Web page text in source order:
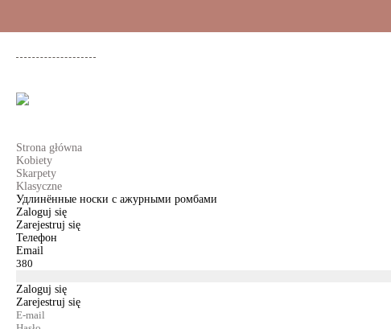
Strona główna
Kobiety
Skarpety
Klasyczne
Удлинённые носки с ажурными ромбами
Zaloguj się
Zarejestruj się
Телефон
Email
Zaloguj się
Zarejestruj się